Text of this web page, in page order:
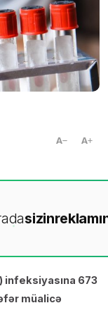
A A
sizin
infeksiyasına 673
müalicə